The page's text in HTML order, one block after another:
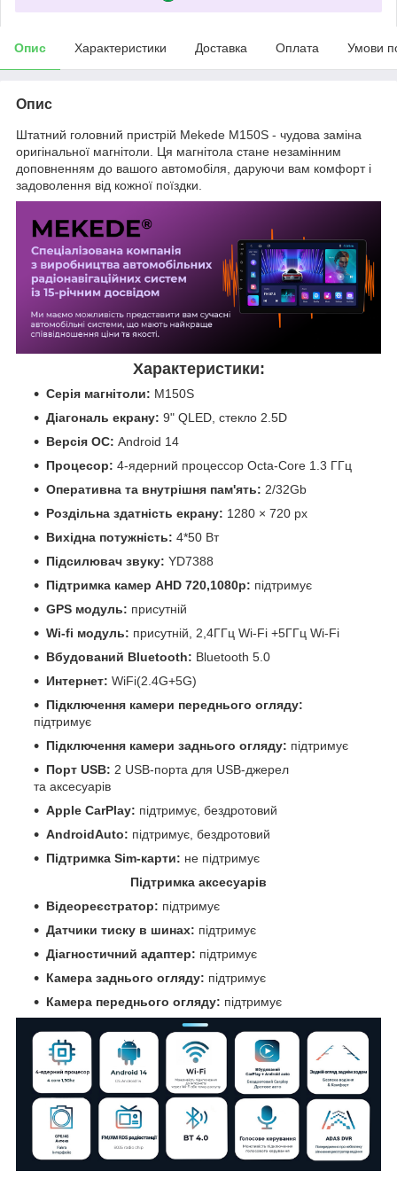
Опис Характеристики Доставка Оплата Умови
Опис
Штатний головний пристрій Mekede M150S - чудова заміна
оригінальної магнітоли. Ця магнітола стане незамінним
доповненням до вашого автомобіля, даруючи вам комфорт і
задоволення від кожної поїздки.
Характеристики:
Серія магнітоли: M150S
Діагональ екрану: 9" QLED, стекло 2.5D
Версія ОС: Android 14
Процесор: 4-ядерний процессор Octa-Core 1.3 ГГц
Оперативна та внутрішня пам'ять: 2/32Gb
Роздільна здатність екрану: 1280 × 720 px
Вихідна потужність: 4*50 Вт
Підсилювач звуку: YD7388
Підтримка камер AHD 720,1080р: підтримує
GPS модуль: присутній
Wi-fi модуль: присутній, 2,4ГГц Wi-Fi +5ГГц Wi-Fi
Вбудований Bluetooth: Bluetooth 5.0
Интернет: WiFi(2.4G+5G)
Підключення камери переднього огляду:
підтримує
Підключення камери заднього огляду: підтримує
Порт USB: 2 USB-порта для USB-джерел
та аксесуарів
Apple CarPlay: підтримує, бездротовий
AndroidAuto: підтримує, бездротовий
Підтримка Sim-карти: не підтримує
Підтримка аксесуарів
Відеореєстратор: підтримує
Датчики тиску в шинах: підтримує
Діагностичний адаптер: підтримує
Камера заднього огляду: підтримує
Камера переднього огляду: підтримує